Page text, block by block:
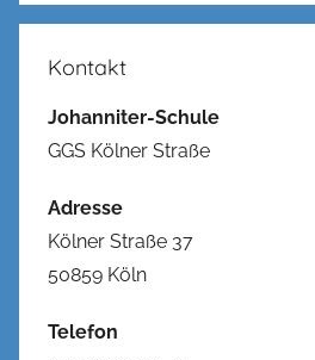
Kontakt
Johanniter-Schule
GGS Kölner Straße
Adresse
Kölner Straße 37
50859 Köln
Telefon